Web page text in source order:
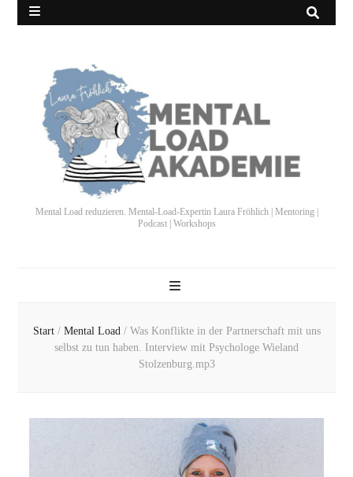
Mental Load reduzieren. Mental-Load-Expertin Laura Fröhlich | Mentoring |
Podcast | Workshops
Start / Mental Load / Was Konflikte in der Partnerschaft mit uns
selbst zu tun haben. Interview mit Psychologe Wieland
Stolzenburg.mp3